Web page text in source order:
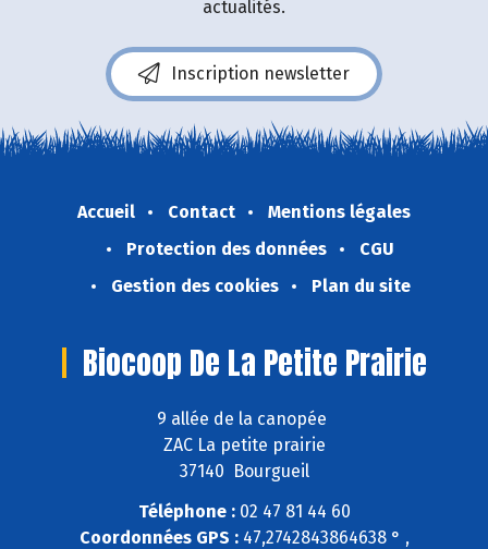
actualités.
Inscription newsletter
Accueil Contact
Mentions légales
Protection des données
CGU
Gestion des cookies
Plan du site
Biocoop De La Petite Prairie
9 allée de la canopée
ZAC La petite prairie
37140 Bourgueil
Téléphone :02 47 81 44 60
Coordonnées GPS :47,2742843864638 ° ,